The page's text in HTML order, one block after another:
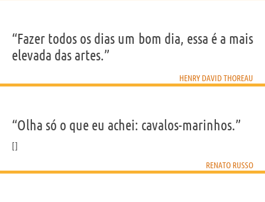
“Fazer todos os dias um bom dia, essa é a mais
elevada das artes.”
HENRY DAVID THOREAU
“Olha só o que eu achei: cavalos-marinhos.”
RENATO RUSSO